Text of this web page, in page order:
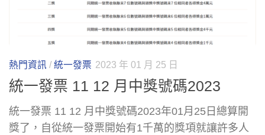
熱門資訊 / 統一發票 2023 年 01 月 25 日
統一發票 11 12 月中獎號碼2023
統一發票 11 12 月中獎號碼2023年01月25日總算開
獎了，自從統一發票開始有1千萬的獎項就讓許多人